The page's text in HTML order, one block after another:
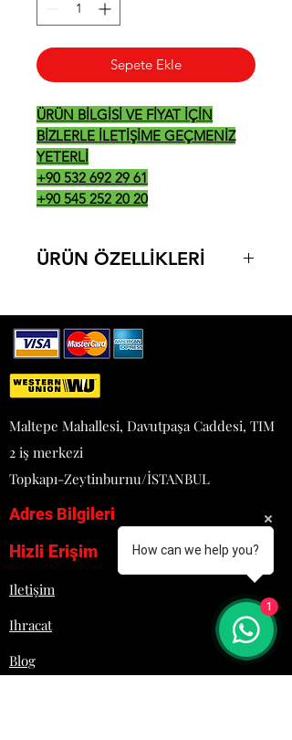
Sepete Ekle
ÜRÜN BİLGİSİ VE FİYAT İÇİN
BİZLERLE İLETİŞİME GEÇMENİZ
YETERLİ
+90 532 692 29 61
+90 545 252 20 20
ÜRÜN ÖZELLİKLERİ
4+1 FIRINLI
DOĞALGAZ: 36.5 KW 20 mbar
LPG: 15.68 KW 30 mbar
KG: 145
PASLANMAZ ÇELİK GÖVDE
GÜVENLİK VALFLİ
TERMOKULPLU AÇIK ATEŞ
OCAK
PİK DÖKÜM IZGARA VE
LPG VE DOĞALGAZ
FIRINLI
Maltepe Mahallesi, Davutpaşa Caddesi, TIM
2 iş merkezi
Topkapı-Zeytinburnu/İSTANBUL
Adres Bilgileri
Hizli Erişim
Iletişim
Ihracat
Blog
How can we help you?
1